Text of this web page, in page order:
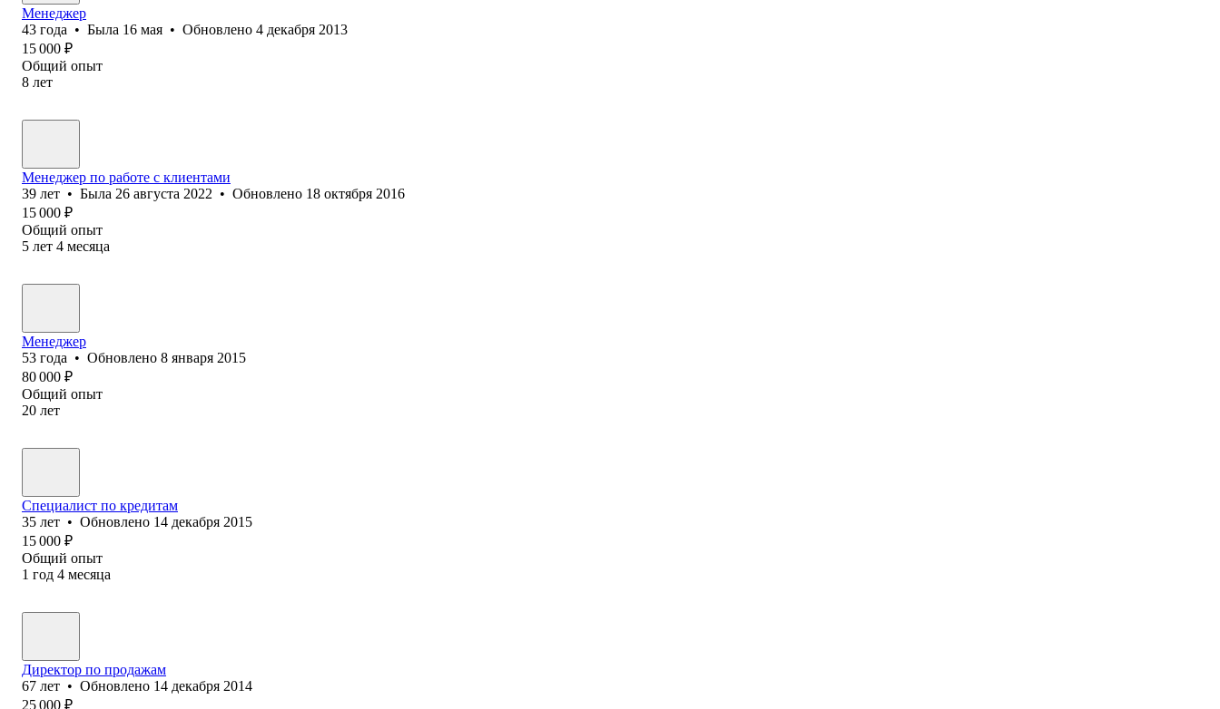
Менеджер
43 года • Была 16 мая • Обновлено 4 декабря 2013
15 000 ₽
Общий опыт
8 лет
Менеджер по работе с клиентами
39 лет • Была 26 августа 2022 • Обновлено 18 октября 2016
15 000 ₽
Общий опыт
5 лет 4 месяца
Менеджер
53 года • Обновлено 8 января 2015
80 000 ₽
Общий опыт
20 лет
Специалист по кредитам
35 лет • Обновлено 14 декабря 2015
15 000 ₽
Общий опыт
1 год 4 месяца
Директор по продажам
67 лет • Обновлено 14 декабря 2014
25 000 ₽